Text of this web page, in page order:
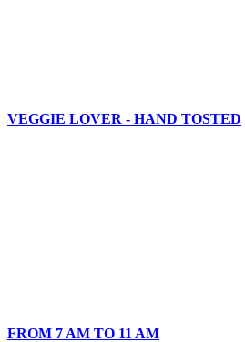
VEGGIE LOVER - HAND TOSTED
FROM 7 AM TO 11 AM